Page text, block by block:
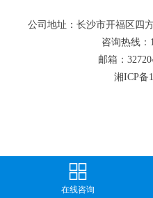
公司地址：长沙市开福区四
咨询热线：
邮箱：
湘ICP备
在线咨询